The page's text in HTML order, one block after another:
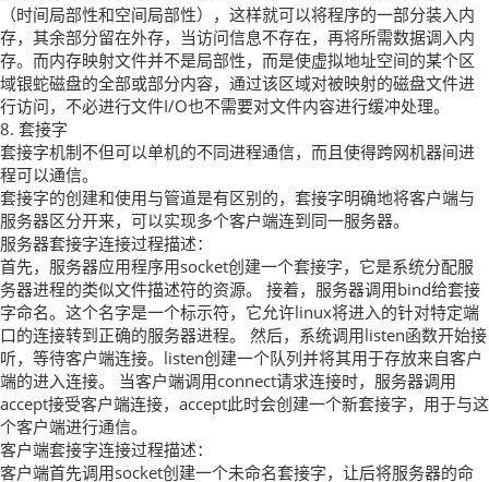
（时间局部性和空间局部性），这样就可以将程序的一部分装入内
存，其余部分留在外存，当访问信息不存在，再将所需数据调入内
存。而内存映射文件并不是局部性，而是使虚拟地址空间的某个区
域银蛇磁盘的全部或部分内容，通过该区域对被映射的磁盘文件进
行访问，不必进行文件I/O也不需要对文件内容进行缓冲处理。
8. 套接字
套接字机制不但可以单机的不同进程通信，而且使得跨网机器间进
程可以通信。
套接字的创建和使用与管道是有区别的，套接字明确地将客户端与
服务器区分开来，可以实现多个客户端连到同一服务器。
服务器套接字连接过程描述：
首先，服务器应用程序用socket创建一个套接字，它是系统分配服
务器进程的类似文件描述符的资源。 接着，服务器调用bind给套接
字命名。这个名字是一个标示符，它允许linux将进入的针对特定端
口的连接转到正确的服务器进程。 然后，系统调用listen函数开始接
听，等待客户端连接。listen创建一个队列并将其用于存放来自客户
端的进入连接。 当客户端调用connect请求连接时，服务器调用
accept接受客户端连接，accept此时会创建一个新套接字，用于与这
个客户端进行通信。
客户端套接字连接过程描述：
客户端首先调用socket创建一个未命名套接字，让后将服务器的命